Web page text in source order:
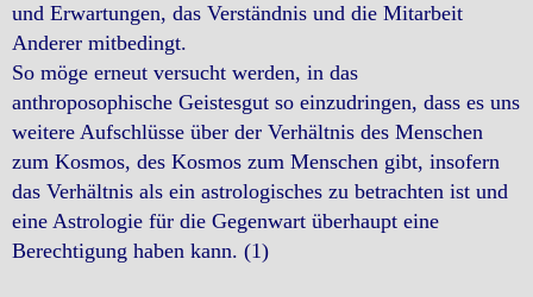
und Erwartungen, das Verständnis und die Mitarbeit
Anderer mitbedingt.
So möge erneut versucht werden, in das
anthroposophische Geistesgut so einzudringen, dass es uns
weitere Aufschlüsse über der Verhältnis des Menschen
zum Kosmos, des Kosmos zum Menschen gibt, insofern
das Verhältnis als ein astrologisches zu betrachten ist und
eine Astrologie für die Gegenwart überhaupt eine
Berechtigung haben kann. (1)